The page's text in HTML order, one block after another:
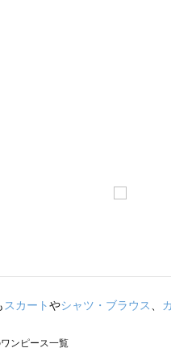
スカートやシャツ・ブラウス
ンピース一覧